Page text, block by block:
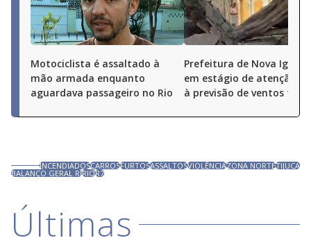
Motociclista é assaltado à
mão armada enquanto
aguardava passageiro no Rio
Prefeitura de Nova
em estágio de atenção
à previsão de ventos
INCENDIADOSCARROSFURTOSASSALTOSVIOLÊNCIAZONA NORTETIJUCA
BALANÇO GERAL RJRIOR7
Últimas